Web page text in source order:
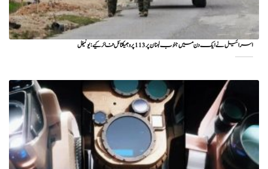
اسرائیل نے ایک دن میں جنوب لبنان پر 113 پروجیکٹائل فائر کیے: یونیفل